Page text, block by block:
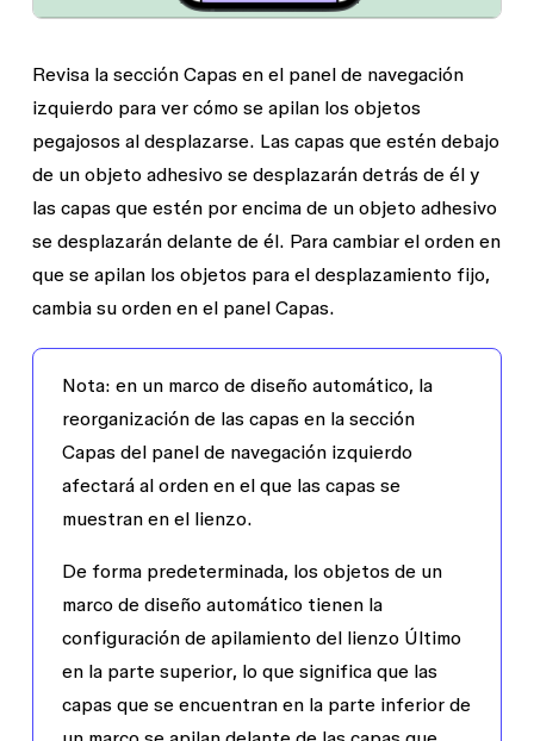
Revisa la sección Capasen el panel de navegación
izquierdo para ver cómo se apilan los objetos
pegajosos al desplazarse. Las capas que estén debajo
de un objeto adhesivo se desplazarán detrás de él y
las capas que estén por encima de un objeto adhesivo
se desplazarán delante de él. Para cambiar el orden en
que se apilan los objetos para el desplazamiento fijo,
cambia su orden en el panel Capas.
Nota: en un marco de diseño automático, la
reorganización de las capas en la sección
Capasdel panel de navegación izquierdo
afectará al orden en el que las capas se
muestran en el lienzo.
De forma predeterminada, los objetos de un
marco de diseño automático tienen la
configuración de apilamiento del lienzo Último
en la parte superior, lo que significa que las
capas que se encuentran en la parte inferior de